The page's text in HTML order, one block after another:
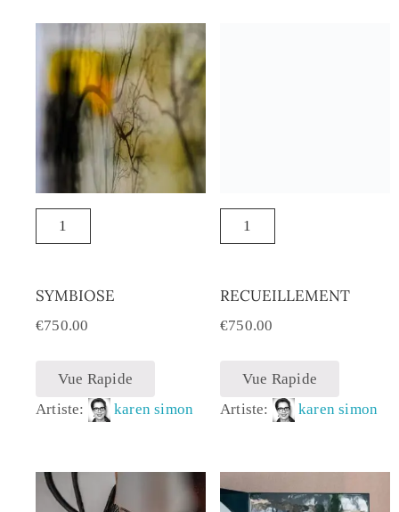
SYMBIOSE
€750.00
Vue Rapide
Artiste:
karen simon
RECUEILLEMENT
€750.00
Vue Rapide
Artiste:
karen simon